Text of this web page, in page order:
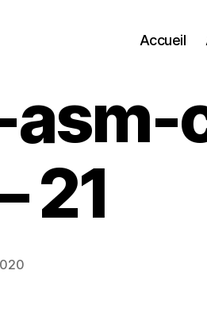
Accueil
21